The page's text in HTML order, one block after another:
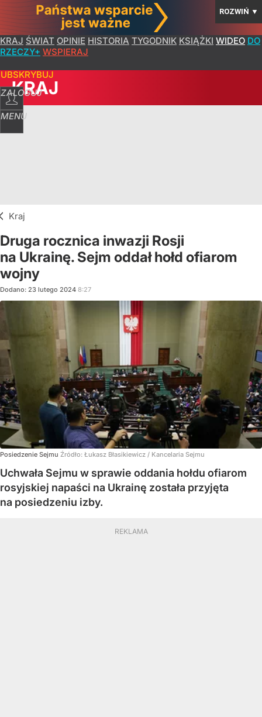
ROZWIŃ ▼
KRAJ ŚWIAT OPINIE HISTORIA TYGODNIK KSIĄŻKI WIDEO DO
RZECZY+ WSPIERAJ
ZALOGUJ
MENU
KRAJ
Kraj
Druga rocznica inwazji Rosji
na Ukrainę. Sejm oddał hołd ofiarom
wojny
Dodano: 23 lutego 2024 8:27
Posiedzenie Sejmu Źródło: Łukasz Błasikiewicz / Kancelaria Sejmu
Uchwała Sejmu w sprawie oddania hołdu ofiarom
rosyjskiej napaści na Ukrainę została przyjęta
na posiedzeniu izby.